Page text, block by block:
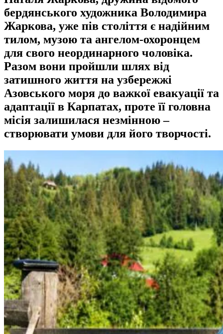
бердянського художника Володимира
Жаркова, уже пів століття є надійним
тилом, музою та ангелом-охоронцем
для свого неординарного чоловіка.
Разом вони пройшли шлях від
затишного життя на узбережжі
Азовського моря до важкої евакуації та
адаптації в Карпатах, проте її головна
місія залишилася незмінною –
створювати умови для його творчості.